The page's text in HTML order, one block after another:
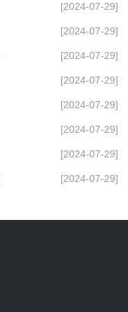
[2024-07-29]
[2024-07-29]
[2024-07-29]
[2024-07-29]
[2024-07-29]
[2024-07-29]
[2024-07-29]
[2024-07-29]